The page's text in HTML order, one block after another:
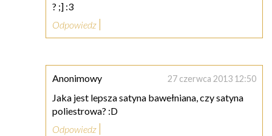
? ;] :3
Odpowiedz
Anonimowy 27 czerwca 2013 12:50
Jaka jest lepsza satyna bawełniana, czy satyna
poliestrowa? :D
Odpowiedz